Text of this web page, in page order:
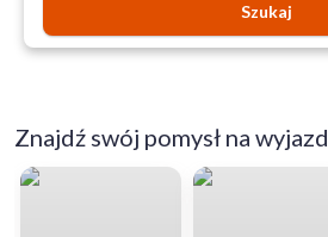
Szukaj
Znajdź swój pomysł na wyjazd